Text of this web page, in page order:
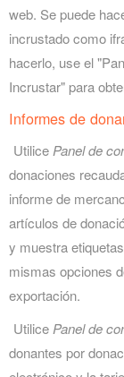
web. Se puede
incrustado como
hacerlo, use el
Incrustar" para
Informes de
Utilice Panel de
donaciones
informe de
artículos de
y muestra
mismas opciones
exportación.
Utilice Panel de
donantes por